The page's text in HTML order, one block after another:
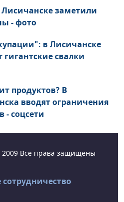
заметили
- фото
в Лисичанске
гигантские свалки
продуктов? В
вводят ограничения
- соцсети
Все права защищены